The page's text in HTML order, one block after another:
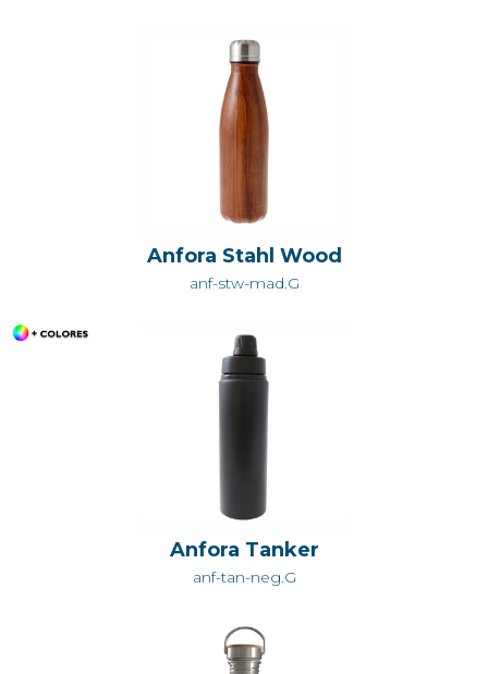
Anfora Stahl Wood
anf-stw-mad.G
Anfora Tanker
anf-tan-neg.G